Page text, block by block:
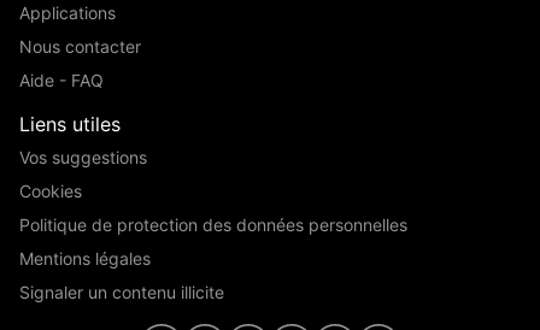
Applications
Nous contacter
Aide - FAQ
Liens utiles
Vos suggestions
Cookies
Politique de protection des données personnelles
Mentions légales
Signaler un contenu illicite